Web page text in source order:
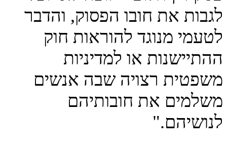
לגבות את חובו הפסוק, והדבר
לטעמי מנוגד להוראות חוק
ההתיישנות או למדיניות
משפטית רצויה שבה אנשים
משלמים את חובותיהם
לנושיהם."